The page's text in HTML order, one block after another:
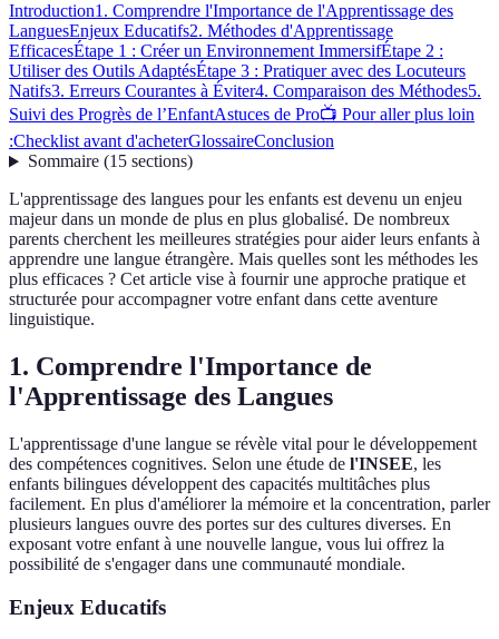
Introduction1. Comprendre l'Importance de l'Apprentissage des
LanguesEnjeux Educatifs2. Méthodes d'Apprentissage
EfficacesÉtape 1 : Créer un Environnement ImmersifÉtape 2 :
Utiliser des Outils AdaptésÉtape 3 : Pratiquer avec des Locuteurs
Natifs3. Erreurs Courantes à Éviter4. Comparaison des Méthodes5.
Suivi des Progrès de l’EnfantAstuces de Pro📺 Pour aller plus loin
:Checklist avant d'acheterGlossaireConclusion
Sommaire(15 sections)
L'apprentissage des langues pour les enfants est devenu un enjeu
majeur dans un monde de plus en plus globalisé. De nombreux
parents cherchent les meilleures stratégies pour aider leurs enfants à
apprendre une langue étrangère. Mais quelles sont les méthodes les
plus efficaces ? Cet article vise à fournir une approche pratique et
structurée pour accompagner votre enfant dans cette aventure
linguistique.
1. Comprendre l'Importance de
l'Apprentissage des Langues
L'apprentissage d'une langue se révèle vital pour le développement
des compétences cognitives. Selon une étude de l'INSEE, les
enfants bilingues développent des capacités multitâches plus
facilement. En plus d'améliorer la mémoire et la concentration, parler
plusieurs langues ouvre des portes sur des cultures diverses. En
exposant votre enfant à une nouvelle langue, vous lui offrez la
possibilité de s'engager dans une communauté mondiale.
Enjeux Educatifs